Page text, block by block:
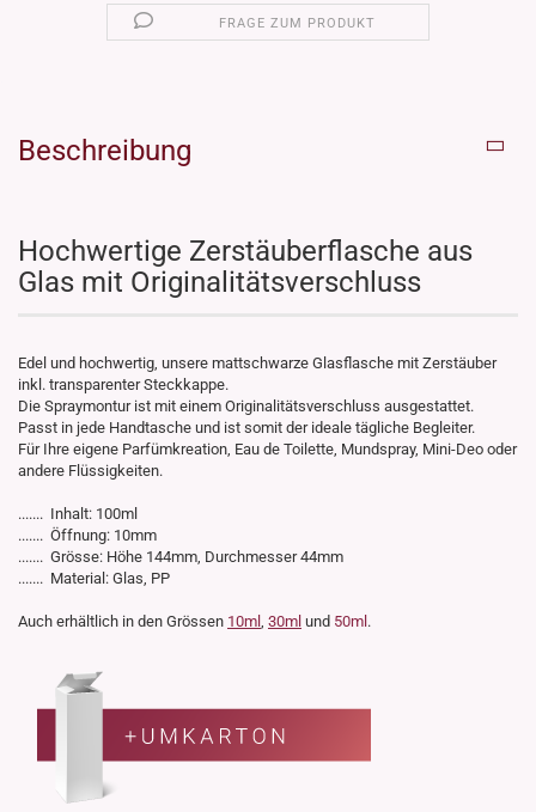
FRAGE ZUM PRODUKT
Beschreibung
Hochwertige Zerstäuberflasche aus
Glas mit Originalitätsverschluss
Edel und hochwertig, unsere mattschwarze Glasflasche mit Zerstäuber
inkl. transparenter Steckkappe.
Die Spraymontur ist mit einem Originalitätsverschluss ausgestattet.
Passt in jede Handtasche und ist somit der ideale tägliche Begleiter.
Für Ihre eigene Parfümkreation, Eau de Toilette, Mundspray, Mini-Deo oder
andere Flüssigkeiten.
....... Inhalt: 100ml
....... Öffnung: 10mm
....... Grösse: Höhe 144mm, Durchmesser 44mm
....... Material: Glas, PP
Auch erhältlich in den Grössen 10ml , 30ml und 50ml .